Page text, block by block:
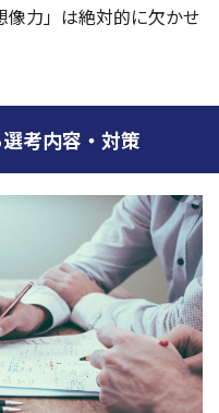
力」は絶対的に欠かせ
考内容・対策